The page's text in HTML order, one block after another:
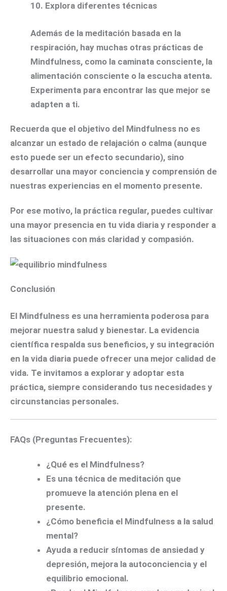
10. Explora diferentes técnicas
Además de la meditación basada en la
respiración, hay muchas otras prácticas de
Mindfulness, como la caminata consciente, la
alimentación consciente o la escucha atenta.
Experimenta para encontrar las que mejor se
adapten a ti.
Recuerda que el objetivo del Mindfulness no es
alcanzar un estado de relajación o calma (aunque
esto puede ser un efecto secundario), sino
desarrollar una mayor conciencia y comprensión de
nuestras experiencias en el momento presente.
Por ese motivo, la práctica regular, puedes cultivar
una mayor presencia en tu vida diaria y responder a
las situaciones con más claridad y compasión.
Conclusión
El Mindfulness es una herramienta poderosa para
mejorar nuestra salud y bienestar. La evidencia
científica respalda sus beneficios, y su integración
en la vida diaria puede ofrecer una mejor calidad de
vida. Te invitamos a explorar y adoptar esta
práctica, siempre considerando tus necesidades y
circunstancias personales.
FAQs (Preguntas Frecuentes):
¿Qué es el Mindfulness?
Es una técnica de meditación que
promueve la atención plena en el
presente.
¿Cómo beneficia el Mindfulness a la salud
mental?
Ayuda a reducir síntomas de ansiedad y
depresión, mejora la autoconciencia y el
equilibrio emocional.